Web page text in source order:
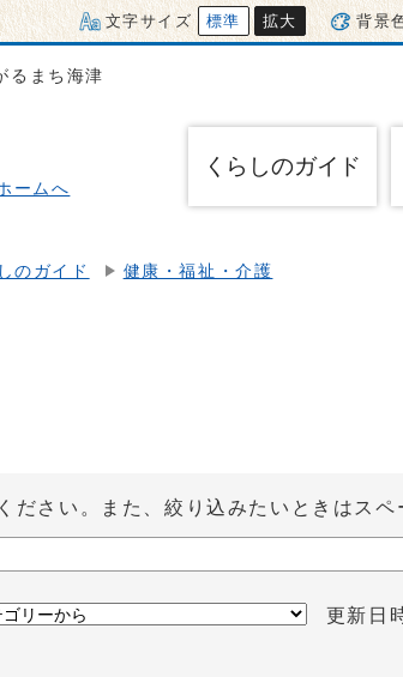
文字サイズ 標準 拡大 背景
るまち海津
ームへ
くらしのガイド
のガイド 健康・福祉・介護
ださい。また、絞り込みたいときはスペ
更新日